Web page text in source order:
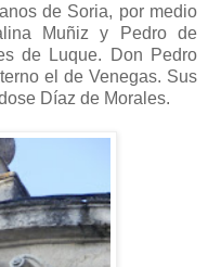
de Soria, por medio
Muñiz y Pedro de
de Luque. Don Pedro
el de Venegas. Sus
Díaz de Morales.